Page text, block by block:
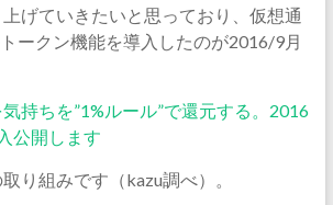
げていきたいと思っており、仮想通
ークン機能を導入したのが2016/9月
持ちを”1%ルール”で還元する。2016
公開します
り組みです（kazu調べ）。